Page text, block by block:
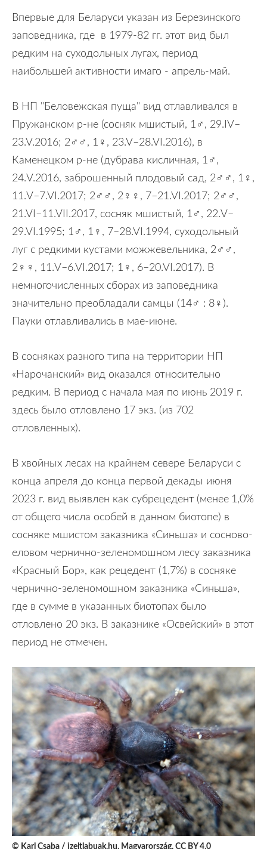
Впервые для Беларуси указан из Березинского
заповедника, где в 1979-82 гг. этот вид был
редким на суходольных лугах, период
наибольшей активности имаго - апрель-май.
В НП "Беловежская пуща" вид отлавливался в
Пружанском р-не (сосняк мшистый, 1♂, 29.IV–
23.V.2016; 2♂♂, 1♀, 23.V–28.VI.2016), в
Каменецком р-не (дубрава кисличная, 1♂,
24.V.2016, заброшенный плодовый сад, 2♂♂, 1♀,
11.V–7.VI.2017; 2♂♂, 2♀♀, 7–21.VI.2017; 2♂♂,
21.VI–11.VII.2017, сосняк мшистый, 1♂, 22.V–
29.VI.1995; 1♂, 1♀, 7–28.VI.1994, суходольный
луг с редкими кустами можжевельника, 2♂♂,
2♀♀, 11.V–6.VI.2017; 1♀, 6–20.VI.2017). В
немногочисленных сборах из заповедника
значительно преобладали самцы (14♂ : 8♀).
Пауки отлавливались в мае-июне.
В сосняках разного типа на территории НП
«Нарочанский» вид оказался относительно
редким. В период с начала мая по июнь 2019 г.
здесь было отловлено 17 экз. (из 702
отловленных).
В хвойных лесах на крайнем севере Беларуси с
конца апреля до конца первой декады июня
2023 г. вид выявлен как субрецедент (менее 1,0%
от общего числа особей в данном биотопе) в
сосняке мшистом заказника «Синьша» и сосново-
еловом чернично-зеленомошном лесу заказника
«Красный Бор», как рецедент (1,7%) в сосняке
чернично-зеленомошном заказника «Синьша»,
где в сумме в указанных биотопах было
отловлено 20 экз. В заказнике «Освейский» в этот
период не отмечен.
© Karl Csaba / izeltlabuak.hu. Magyarország. CC BY 4.0